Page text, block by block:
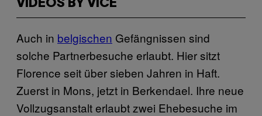
VIDEOS BY VICE
Auch in belgischen Gefängnissen sind
solche Partnerbesuche erlaubt. Hier sitzt
Florence seit über sieben Jahren in Haft.
Zuerst in Mons, jetzt in Berkendael. Ihre neue
Vollzugsanstalt erlaubt zwei Ehebesuche im